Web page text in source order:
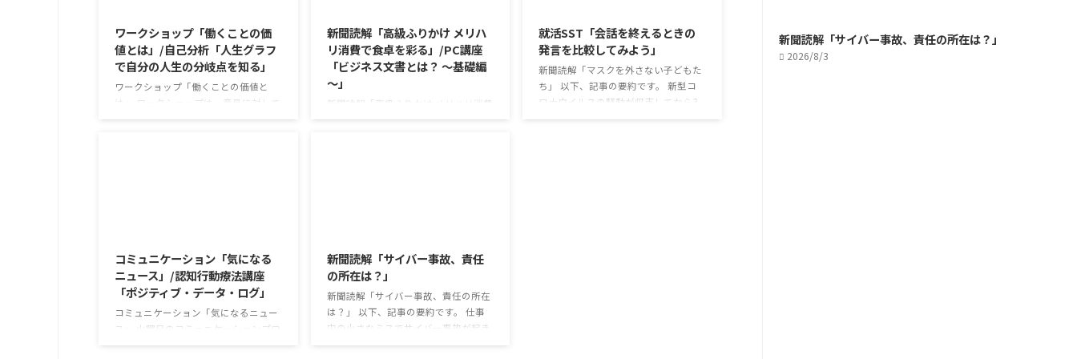
ワークショップ「働くことの価
値とは」/自己分析「人生グラフ
で自分の人生の分岐点を知る」
ワークショップ「働くことの価値と
は」 ワークショップは、意見に対して
ますよ。 今回のテーマは「働くことの
価値とは」です。 働くことの価値とは
なんなのでしょうか。 もちろん、お金
を稼ぐことも重要な働くこと ...
新聞読解「高級ふりかけ メリハ
リ消費で食卓を彩る」/PC講座
「ビジネス文書とは？ ～基礎編
～」
新聞読解「高級ふりかけ メリハリ消費
りかけと変わらず栄養も取れるのでは
ふりかけのように小さな喜びを得て、
精神的なケアをすることも重要 支出を
減らすも ...
就活SST「会話を終えるときの
発言を比較してみよう」
新聞読解「マスクを外さない子どもた
ち」 以下、記事の要約です。 新型コ
ロナウイルスの騒動が収束してから3
コミュニケーション「気になる
ニュース」/認知行動療法講座
「ポジティブ・データ・ログ」
コミュニケーション「気になるニュー
ス」 火曜日のコミュニケーションプロ
新聞読解「サイバー事故、責任
の所在は？」
新聞読解「サイバー事故、責任の所在
は？」 以下、記事の要約です。 仕事
中の小さなミスでサイバー事故が起き
新聞読解「サイバー事故、責任の所在は？」
2026/8/3